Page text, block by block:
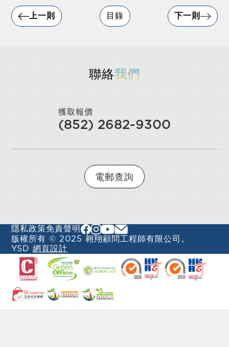
上一則 目錄 下一則
聯絡我們
獲取報價
(852) 2682-9300
電郵查詢
隱私政策免責聲明
版權所有 © 2025 翱翔顧問工程師有限公司。
YSD網頁設計